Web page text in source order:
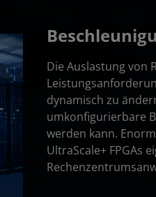
Die Auslastung von
dynamisch zu
umkonfigurierbare
werden kann.
UltraScale+ FPGAs